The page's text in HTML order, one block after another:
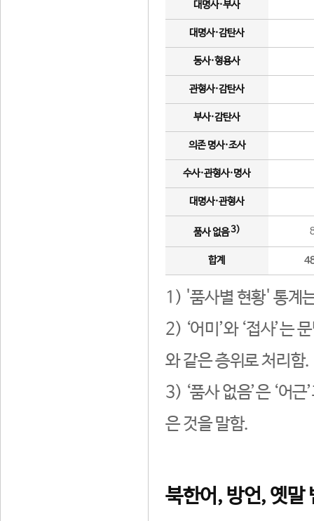
대명사·부사
대명사·감탄사
동사·형용사
관형사·감탄사
부사·감탄사
의존 명사·조사
수사·관형사·명사
대명사·관형사
품사 없음3)
합계
1) '품사별 현황' 통계
2) ‘어미’와 ‘접사’는
와 같은 층위로 처리함.
3) ‘품사 없음’은 ‘어
은 것을 말함.
북한어, 방언, 옛말